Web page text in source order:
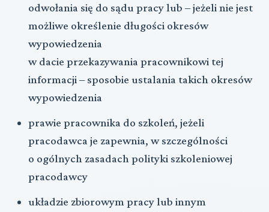
odwołania się do sądu pracy lub – jeżeli nie jest
możliwe określenie długości okresów
wypowiedzenia
w dacie przekazywania pracownikowi tej
informacji – sposobie ustalania takich okresów
wypowiedzenia
prawie pracownika do szkoleń, jeżeli
pracodawca je zapewnia, w szczególności
o ogólnych zasadach polityki szkoleniowej
pracodawcy
układzie zbiorowym pracy lub innym